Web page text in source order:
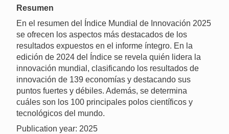
Resumen
En el resumen del Índice Mundial de Innovación 2025
se ofrecen los aspectos más destacados de los
resultados expuestos en el informe íntegro. En la
edición de 2024 del Índice se revela quién lidera la
innovación mundial, clasificando los resultados de
innovación de 139 economías y destacando sus
puntos fuertes y débiles. Además, se determina
cuáles son los 100 principales polos científicos y
tecnológicos del mundo.
Publication year: 2025